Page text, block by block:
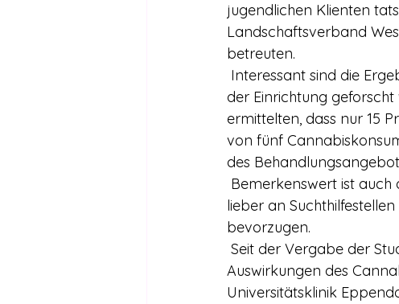
jugendlichen Klienten
Landschaftsverband
betreuten.
der Einrichtung
ermittelten, dass nur 15
von fünf
des
lieber an
bevorzugen.
Auswirkungen des
Universitätsklinik